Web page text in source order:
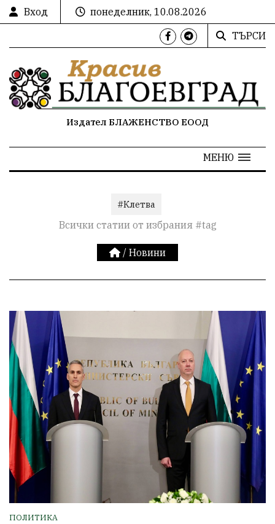
Вход
понеделник, 10.08.2026
ТЪРСИ
Издател БЛАЖЕНСТВО ЕООД
МЕНЮ
#Клетва
Всички статии от избрания #tag
/ Новини
ПОЛИТИКА